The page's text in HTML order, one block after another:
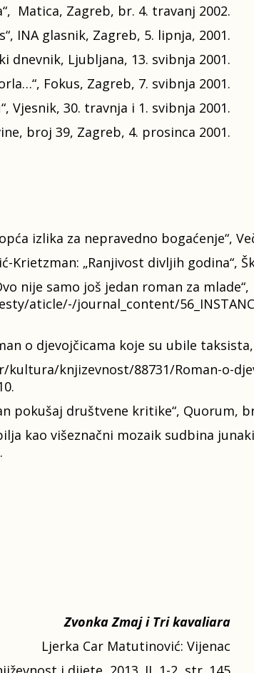
Matica, Zagreb, br. 4. travanj 2002.
INA glasnik, Zagreb, 5. lipnja, 2001.
dnevnik, Ljubljana, 13. svibnja 2001.
Fokus, Zagreb, 7. svibnja 2001.
Vjesnik, 30. travnja i 1. svibnja 2001.
broj 39, Zagreb, 4. prosinca 2001.
izlika za nepravedno bogaćenje“,
Krietzman: „Ranjivost divljih godina“,
nije samo još jedan roman za mlade“,
aticle/-/journal_content/
o djevojčicama koje su ubile taksista,
knjizevnost/88731/Roman-o-
pokušaj društvene kritike“, Quorum,
kao višeznačni mozaik sudbina
Zvonka Zmaj i Tri kavaliara
Ljerka Car Matutinović: Vijenac